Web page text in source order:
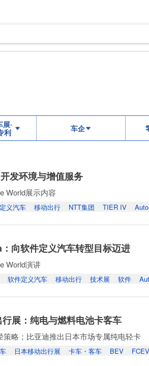
·
利
车企
发环境与增值服务
World展示内容
义汽车 移动出行 NTT集团 TIER IV
向软件定义汽车转型目标迈进
World演讲
软件定义汽车 移动出行 技术展 软件
展：纯电与燃料电池卡客车
策略；比亚迪推出日本市场专属纯电轻卡
日本移动出行展 卡车・客车 BEV FCEV